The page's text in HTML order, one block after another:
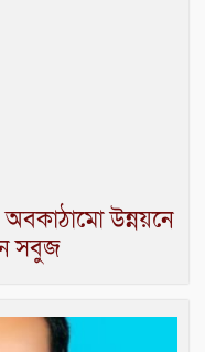
অবকাঠামো উন্নয়নে
সবুজ